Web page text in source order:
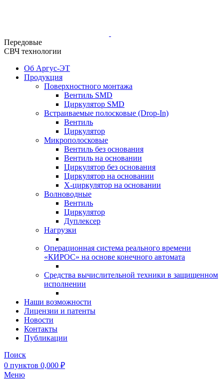
Передовые
СВЧ технологии
Об Аргус-ЭТ
Продукция
Поверхностного монтажа
Вентиль SMD
Циркулятор SMD
Встраиваемые полосковые (Drop-In)
Вентиль
Циркулятор
Микрополосковые
Вентиль без основания
Вентиль на основании
Циркулятор без основания
Циркулятор на основании
Х-циркулятор на основании
Волноводные
Вентиль
Циркулятор
Дуплексер
Нагрузки
Операционная система реального времени
«КИРОС» на основе конечного автомата
Средства вычислительной техники в защищенном
исполнении
Наши возможности
Лицензии и патенты
Новости
Контакты
Публикации
Поиск
0 пунктов 0,000 ₽
Меню